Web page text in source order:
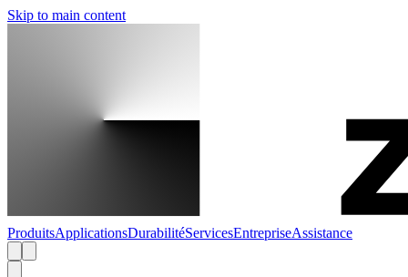
Skip to main content
ProduitsApplicationsDurabilitéServicesEntrepriseAssistance